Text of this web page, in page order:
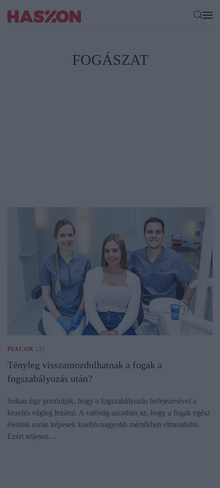
FOGÁSZAT
PIACOK (X)
Tényleg visszamozdulhatnak a fogak a
fogszabályozás után?
Sokan úgy gondolják, hogy a fogszabályozás befejezésével a
kezelés végleg lezárul. A valóság azonban az, hogy a fogak egész
életünk során képesek kisebb-nagyobb mértékben elmozdulni.
Ezért teljesen…